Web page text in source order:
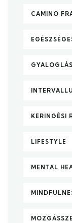
CAMINO
GYALOGLÁS
KERINGÉSI
LIFESTYLE
MENTAL